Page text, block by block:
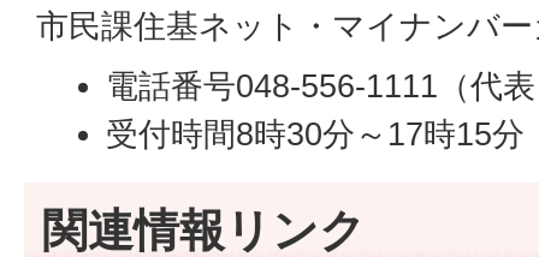
市民課住基ネット・マイナンバ
電話番号048-556-1111（代
受付時間8時30分～17時15分
関連情報リンク